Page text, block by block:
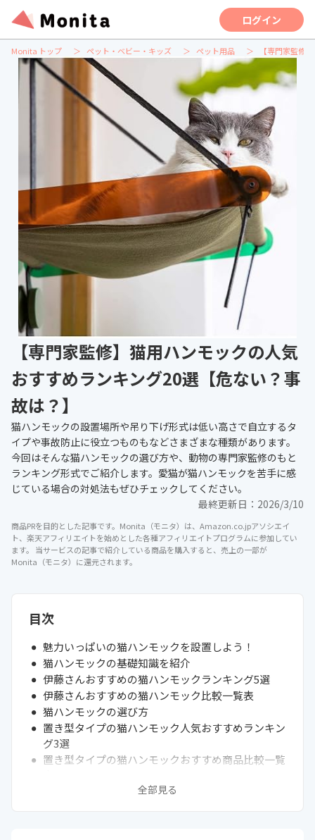
ログイン
Monita トップ ペット・ベビー・キッズ ペット用品 【専門家監修
【専門家監修】猫用ハンモックの人気
おすすめランキング20選【危ない？事
故は？】
猫ハンモックの設置場所や吊り下げ形式は低い高さで自立するタ
イプや事故防止に役立つものもなどさまざまな種類があります。
今回はそんな猫ハンモックの選び方や、動物の専門家監修のもと
ランキング形式でご紹介します。愛猫が猫ハンモックを苦手に感
じている場合の対処法もぜひチェックしてください。
最終更新日： 2026/3/10
商品PRを目的とした記事です。Monita（モニタ）は、Amazon.co.jpアソシエイ
ト、楽天アフィリエイトを始めとした各種アフィリエイトプログラムに参加してい
ます。 当サービスの記事で紹介している商品を購入すると、売上の一部が
Monita（モニタ）に還元されます。
目次
魅力いっぱいの猫ハンモックを設置しよう！
猫ハンモックの基礎知識を紹介
伊藤さんおすすめの猫ハンモックランキング5選
伊藤さんおすすめの猫ハンモック比較一覧表
猫ハンモックの選び方
置き型タイプの猫ハンモック人気おすすめランキン
グ3選
置き型タイプの猫ハンモックおすすめ商品比較一覧
吊り下げタイプの猫ハンモック人気おすすめランキ
全部見る